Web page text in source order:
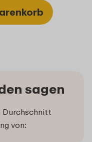
sagen
Durchschnitt
von: